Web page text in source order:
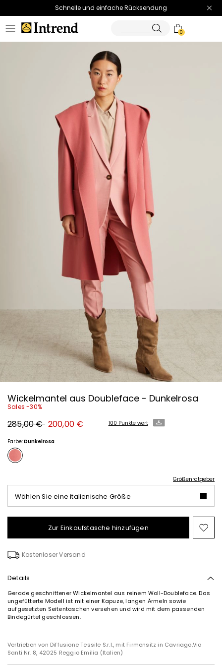
Schnelle und einfache Rücksendung
0
Wickelmantel aus Doubleface - Dunkelrosa
Sales -30%
Ursprünglicher
Preis
€
285,00 € Neuer
Preis
€
200,00 € 100 Punkte wert
Farbe:Dunkelrosa
Größenratgeber
Wählen Sie eine italienische Größe
Zur Einkaufstasche hinzufügen Auf
die
Kostenloser Versand
Details
Gerade geschnittener Wickelmantel aus reinem Woll-Doubleface. Das
ungefütterte Modell ist mit einer Kapuze, langen Ärmeln sowie
aufgesetzten Seitentaschen versehen und wird mit dem passenden
Bindegürtel geschlossen.
Vertrieben von Diffusione Tessile S.r.l., mit Firmensitz in Cavriago,Via
Santi Nr. 8, 42025 Reggio Emilia (Italien)